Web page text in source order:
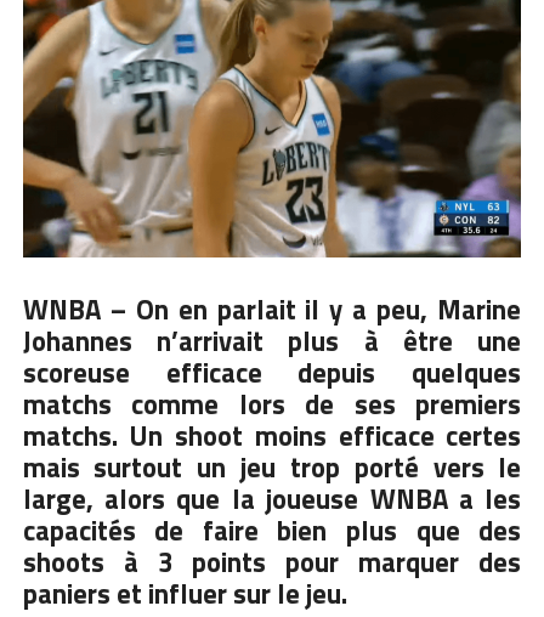
WNBA – On en parlait il y a peu, Marine
Johannes n’arrivait plus à être une
scoreuse efficace depuis quelques
matchs comme lors de ses premiers
matchs. Un shoot moins efficace certes
mais surtout un jeu trop porté vers le
large, alors que la joueuse WNBA a les
capacités de faire bien plus que des
shoots à 3 points pour marquer des
paniers et influer sur le jeu.